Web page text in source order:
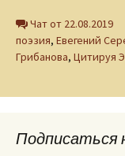
Чат от 22.08.2019
поэзия, Евегений
Грибанова, Цитируя
Подписаться